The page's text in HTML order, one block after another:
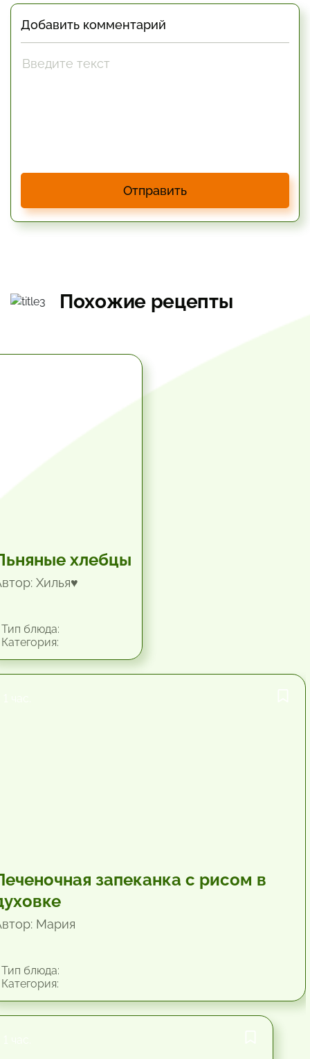
Добавить комментарий
Отправить
Похожие рецепты
хлебцы
Хилья♥
блюда:
запеканка с рисом в
Мария
блюда: